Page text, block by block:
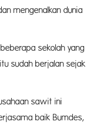
mengenalkan dunia
sekolah yang
sudah berjalan sejak
sawit ini
baik Bumdes,